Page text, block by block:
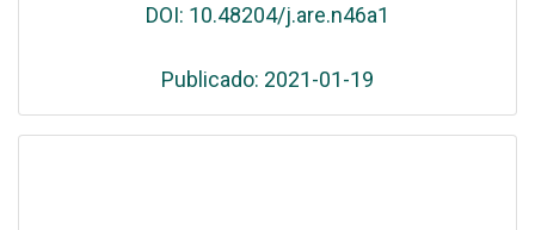
DOI: 10.48204/j.are.n46a1
Publicado: 2021-01-19